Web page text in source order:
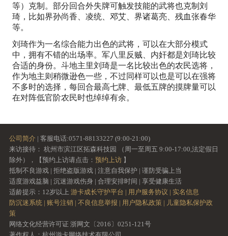
等）克制。部分回合外失牌可触发技能的武将也克制刘
琦，比如界孙尚香、凌统、邓艾、界诸葛亮、残血张春华
等。
刘琦作为一名综合能力出色的武将，可以在大部分模式
中，拥有不错的出场率。军八里反贼、内奸都是刘琦比较
合适的身份。斗地主里刘琦是一名比较出色的农民选将，
作为地主则稍微逊色一些，不过同样可以也是可以在强将
不多时的选择，每回合最高七牌、最低五牌的摸牌量可以
在对阵低官阶农民时也绰绰有余。
公司简介 | 客服电话:0571-88133227 (9:00-21:00)
来访接待： 杭州市滨江区拓森科技园 （周一至周五 9:00-17:00,法定假日
除外），【预约上访请点击： 预约上访】
抵制不良游戏 | 拒绝盗版游戏 | 注意自我保护 | 谨防受骗上当
适度游戏益脑 | 沉迷游戏伤身 | 合理安排时间 | 享受健康生活
适龄提示：12岁以上 游卡成长守护平台 | 用户服务协议 | 实名信息
防沉迷系统 | 账号注销 | 不良信息举报 | 用户隐私政策 | 儿童隐私保护政
策
网络文化经营许可证 浙网文〔2016〕0251-121号